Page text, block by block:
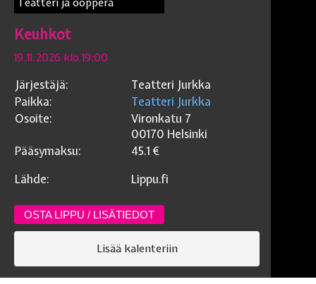
Teatteri ja ooppera
Keuhkot
19.11.2026 klo 19:00
Järjestäjä:
Teatteri Jurkka
Paikka:
Teatteri Jurkka
Osoite:
Vironkatu 7
00170 Helsinki
Pääsymaksu:
45.1 €
Lähde:
Lippu.fi
OSTA LIPPU / LISÄTIEDOT
Lisää kalenteriin